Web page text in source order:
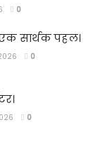
0
सार्थक पहल।
0
0